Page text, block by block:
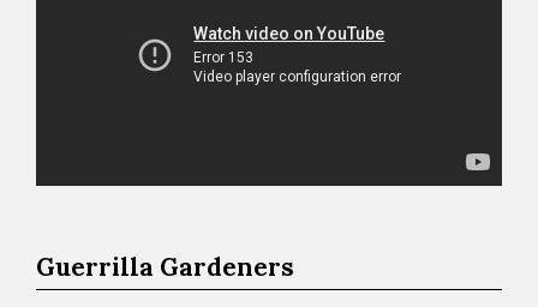
Guerrilla Gardeners